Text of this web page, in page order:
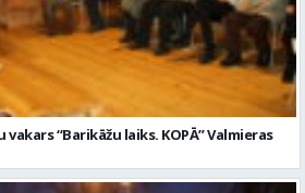
“Barikāžu laiks. KOPĀ” Valmieras